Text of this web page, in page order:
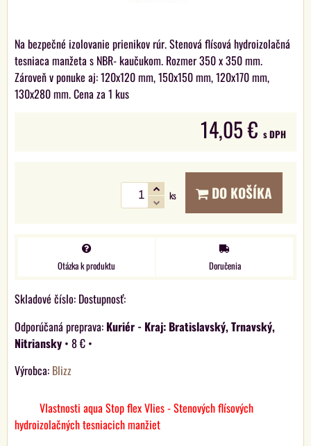
Na bezpečné izolovanie prienikov rúr. Stenová flísová hydroizolačná
tesniaca manžeta s NBR- kaučukom. Rozmer 350 x 350 mm.
Zároveň v ponuke aj: 120x120 mm, 150x150 mm, 120x170 mm,
130x280 mm. Cena za 1 kus
14,05 € s DPH
ks DO KOŠÍKA
Otázka k produktu Doručenia
Skladové číslo: Dostupnosť:
Kuriér - Kraj: Bratislavský, Trnavský,
Nitriansky • 8 € •
Výrobca: Blizz
Vlastnosti aqua Stop flex Vlies - Stenových flísových
hydroizolačných tesniacich manžiet